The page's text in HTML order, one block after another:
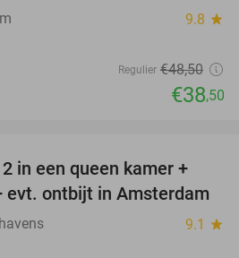
9.8 star
Regulier €48,50
€38,50
51%
in een queen kamer +
evt. ontbijt in Amsterdam
9.1 star